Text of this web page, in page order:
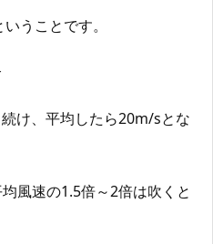
いうことです。
け、平均したら20m/sとな
風速の1.5倍～2倍は吹くと